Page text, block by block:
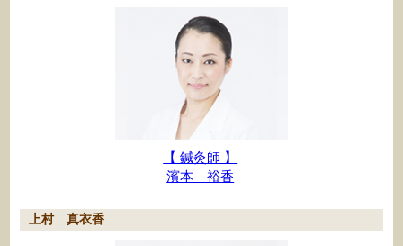
【 鍼灸師 】
濱本 裕香
上村 真衣香